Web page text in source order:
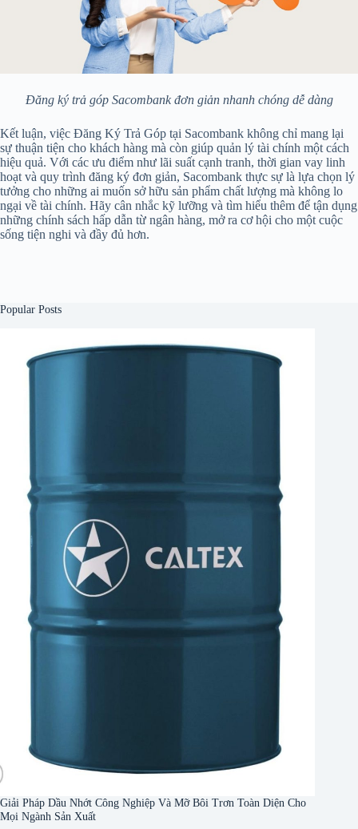
Đăng ký trả góp Sacombank đơn giản nhanh chóng dễ dàng
Kết luận, việc Đăng Ký Trả Góp tại Sacombank không chỉ mang lại
sự thuận tiện cho khách hàng mà còn giúp quản lý tài chính một cách
hiệu quả. Với các ưu điểm như lãi suất cạnh tranh, thời gian vay linh
hoạt và quy trình đăng ký đơn giản, Sacombank thực sự là lựa chọn lý
tưởng cho những ai muốn sở hữu sản phẩm chất lượng mà không lo
ngại về tài chính. Hãy cân nhắc kỹ lưỡng và tìm hiểu thêm để tận dụng
những chính sách hấp dẫn từ ngân hàng, mở ra cơ hội cho một cuộc
sống tiện nghi và đầy đủ hơn.
Popular Posts
Giải Pháp Dầu Nhớt Công Nghiệp Và Mỡ Bôi Trơn Toàn Diện Cho
Mọi Ngành Sản Xuất